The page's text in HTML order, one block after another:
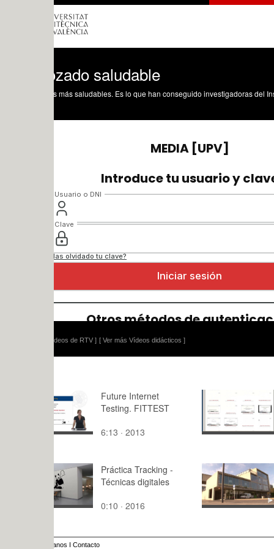
saludable
[ Ver más Vídeos didácticos ]
Future Internet
Testing. FITTEST
6:13 · 2013
CD-15-
mejora
3:10 · 2016
Práctica Tracking -
Técnicas digitales
0:10 · 2016
Día
Lucha
2:48 · 2024